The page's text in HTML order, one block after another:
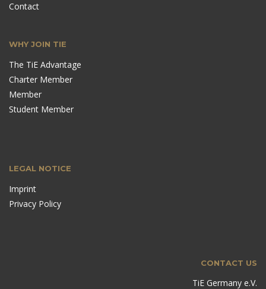
Contact
WHY JOIN TIE
The TiE Advantage
Charter Member
Member
Student Member
LEGAL NOTICE
Imprint
Privacy Policy
CONTACT US
TiE Germany e.V.